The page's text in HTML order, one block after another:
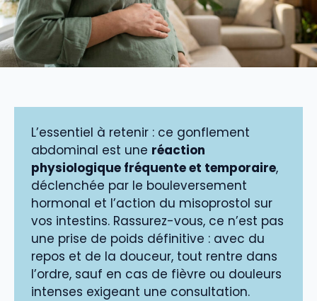
L’essentiel à retenir : ce gonflement
abdominal est une réaction
physiologique fréquente et temporaire,
déclenchée par le bouleversement
hormonal et l’action du misoprostol sur
vos intestins. Rassurez-vous, ce n’est pas
une prise de poids définitive : avec du
repos et de la douceur, tout rentre dans
l’ordre, sauf en cas de fièvre ou douleurs
intenses exigeant une consultation.